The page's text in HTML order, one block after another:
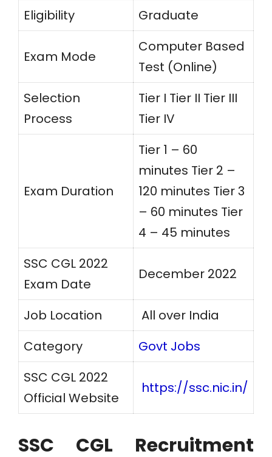
Eligibility Graduate
Exam Mode
Computer Based
Test (Online)
Selection
Process
Tier I Tier II Tier III
Tier IV
Exam Duration
Tier 1 – 60
minutes Tier 2 –
120 minutes Tier 3
– 60 minutes Tier
4 – 45 minutes
SSC CGL 2022
Exam Date
December 2022
Job Location
All over India
Category
Govt Jobs
SSC CGL 2022
Official Website
https://ssc.nic.in/
SSC CGL Recruitment